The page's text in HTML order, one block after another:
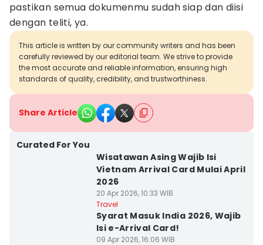
pastikan semua dokumenmu sudah siap dan diisi
dengan teliti, ya.
This article is written by our community writers and has been
carefully reviewed by our editorial team. We strive to provide
the most accurate and reliable information, ensuring high
standards of quality, credibility, and trustworthiness.
Share Article
Curated For You
Wisatawan Asing Wajib Isi
Vietnam Arrival Card Mulai April
2026
20 Apr 2026, 10:33 WIB
Travel
Syarat Masuk India 2026, Wajib
Isi e-Arrival Card!
09 Apr 2026, 16:06 WIB